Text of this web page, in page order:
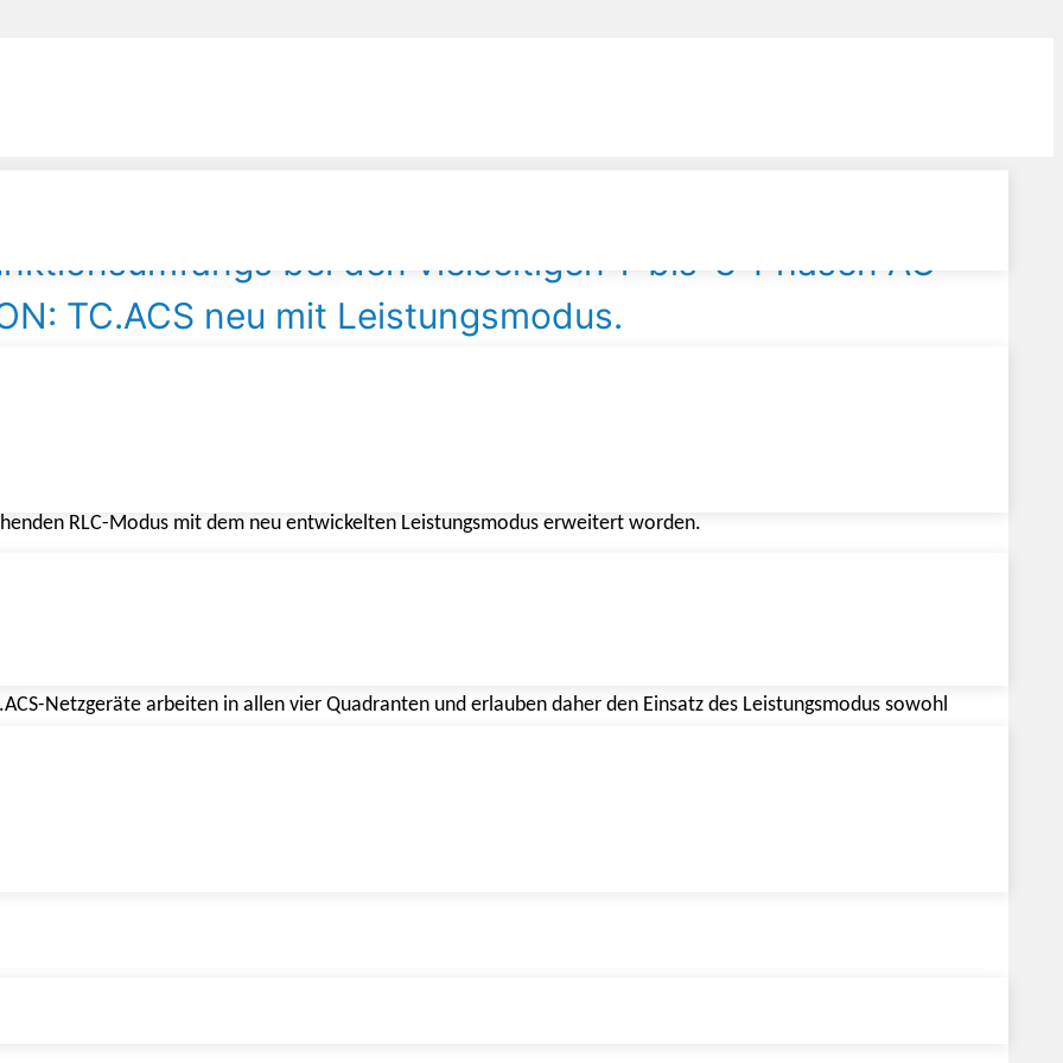
bei den vielseitigen 1-bis-3-Phasen AC-
TC.ACS neu mit Leistungsmodus.
Serie wird immer grösser. Der neue Leistungsmodus vereinfacht die Simulation von AC-Verbrauchern
für Elektrofahrzeuge sowie Power Units im Aviatikbereich.
RLC-Modus mit dem neu entwickelten Leistungsmodus erweitert worden.
und Leistungsfaktor cos(φ) bekannt, daraus können die Werte für die Abbildung als RLC-Last berechnet
Leistungsmodus dem Anwender nun die Möglichkeit, die Sollwerte für Scheinleistung und Leistungsfaktor
kapazitiv vorzugeben. Die gewählte Leistung und die Verschiebung zwischen Spannung und Strom werden
Netzgeräte arbeiten in allen vier Quadranten und erlauben daher den Einsatz des Leistungsmodus sowohl
individuell gegen den gemeinsamen Neutralleiter geregelt. Die Ansteuerung erfolgt über die
CAN oder .NET API.
bereits ausgelieferten TC.ACS-Geräten vom Anwender vor Ort nachgerüstet werden.
Verbrauchern im Smart-Grid-Versuchsaufbau